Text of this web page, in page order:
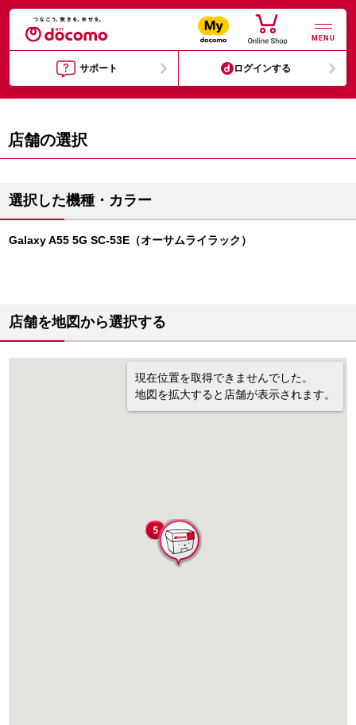
MENU
サポート ログインする
店舗の選択
選択した機種・カラー
Galaxy A55 5G SC-53E（オーサムライラック）
店舗を地図から選択する
現在位置を取得できませんでした。
地図を拡大すると店舗が表示されます。